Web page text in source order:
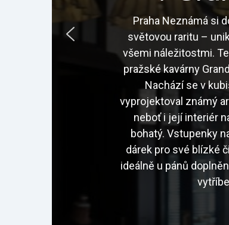
Praha Neznámá si
světovou raritu –
všemi náležitostmi.
pražské kavárny
Nachází se v
vyprojektoval známý
neboť i její interiér
bohatý. Vstupenky
dárek pro své blízké
ideálně u pánů